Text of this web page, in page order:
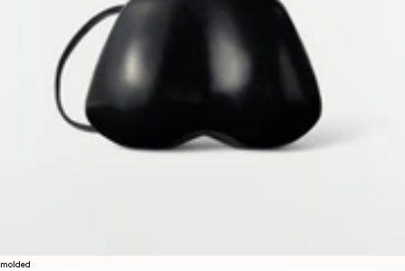
molded